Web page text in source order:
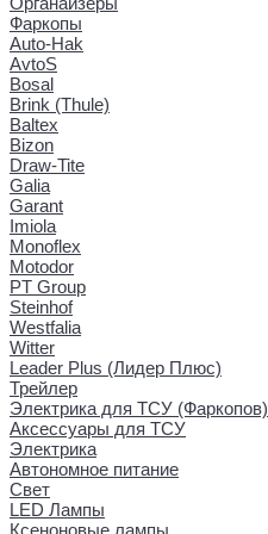
Фаркопы
Auto-Hak
AvtoS
Bosal
Brink (Thule)
Baltex
Bizon
Draw-Tite
Galia
Garant
Imiola
Monoflex
Motodor
PT Group
Steinhof
Westfalia
Witter
Leader Plus (Лидер Плюс)
Трейлер
Электрика для ТСУ (Фаркопов)
Аксессуары для ТСУ
Электрика
Автономное питание
Свет
LED Лампы
Ксеноновые лампы